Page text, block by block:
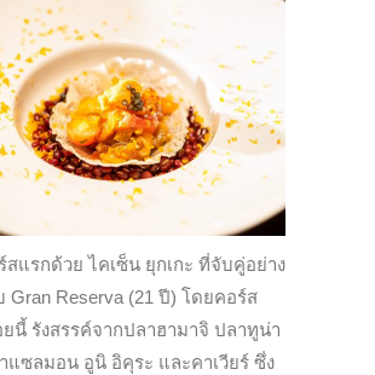
สแรกด้วย ไคเซ็น ยุกเกะ ที่จับคู่อย่าง
Reserva (21 ปี) โดยคอร์ส
ยนี้ รังสรรค์จากปลาฮามาจิ ปลาทูน่า
ซลมอน อูนิ อิคุระ และคาเวียร์ ซึ่ง